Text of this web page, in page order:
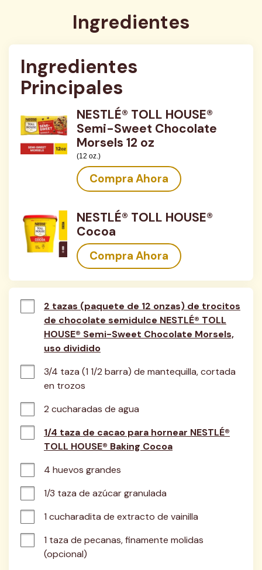
Ingredientes
Ingredientes
Principales
NESTLÉ® TOLL HOUSE®
Semi-Sweet Chocolate
Morsels 12 oz
(12 oz.)
Compra Ahora
NESTLÉ® TOLL HOUSE®
Cocoa
Compra Ahora
2 tazas (paquete de 12 onzas) de trocitos
de chocolate semidulce NESTLÉ® TOLL
HOUSE® Semi-Sweet Chocolate Morsels,
uso dividido
3/4 taza (1 1/2 barra) de mantequilla, cortada
en trozos
2 cucharadas de agua
1/4 taza de cacao para hornear NESTLÉ®
TOLL HOUSE® Baking Cocoa
4 huevos grandes
1/3 taza de azúcar granulada
1 cucharadita de extracto de vainilla
1 taza de pecanas, finamente molidas
(opcional)